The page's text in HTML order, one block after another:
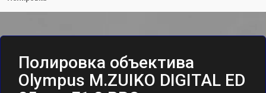
Полировка объектива
Olympus M.ZUIKO DIGITAL ED